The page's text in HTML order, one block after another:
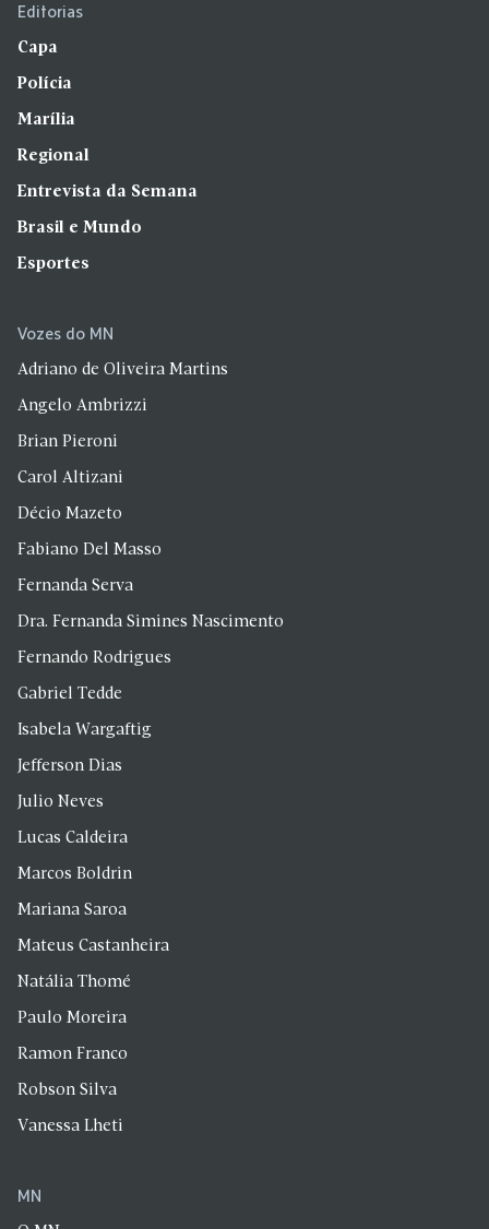
Editorias
Capa
Polícia
Marília
Regional
Entrevista da Semana
Brasil e Mundo
Esportes
Vozes do MN
Adriano de Oliveira Martins
Angelo Ambrizzi
Brian Pieroni
Carol Altizani
Décio Mazeto
Fabiano Del Masso
Fernanda Serva
Dra. Fernanda Simines Nascimento
Fernando Rodrigues
Gabriel Tedde
Isabela Wargaftig
Jefferson Dias
Julio Neves
Lucas Caldeira
Marcos Boldrin
Mariana Saroa
Mateus Castanheira
Natália Thomé
Paulo Moreira
Ramon Franco
Robson Silva
Vanessa Lheti
MN